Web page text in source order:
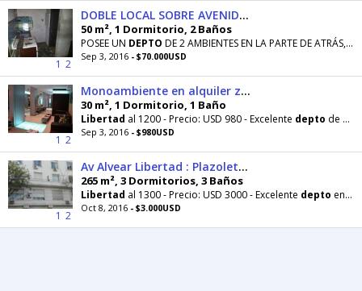
1 2
DOBLE LOCAL SOBRE AVENIDA LIBERTAD
50 m², 1 Dormitorio, 2 Baños
POSEE UN DEPTO DE 2 AMBIENTES EN LA PARTE DE ATRÁS, QUE SE ENCUENTRA ALQUILADO ($1100 POR MES
Sep 3, 2016 - $70.000USD
1 2
Monoambiente en alquiler zona Recoleta
30 m², 1 Dormitorio, 1 Baño
Libertad al 1200 - Precio: USD 980 - Excelente depto de un ambiente totalmente equipado
Sep 3, 2016 - $980USD
1 2
Av Alvear Libertad : Plazoleta Pellegrini, muy lindo zona Jockey Club, Embajada de Brasil y Francia
265 m², 3 Dormitorios, 3 Baños
Libertad al 1300 - Precio: USD 3000 - Excelente depto en la zona mas exclusiva de recoleta
Oct 8, 2016 - $3.000USD